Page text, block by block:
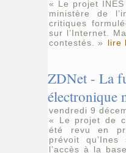
« Le projet
ministère de
critiques
sur l’Internet.
contestés. »
lire
ZDNet - La
électronique
vendredi 9
« Le projet de
été revu en
prévoit
l’accès à la